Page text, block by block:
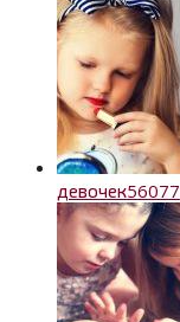
девочек56077